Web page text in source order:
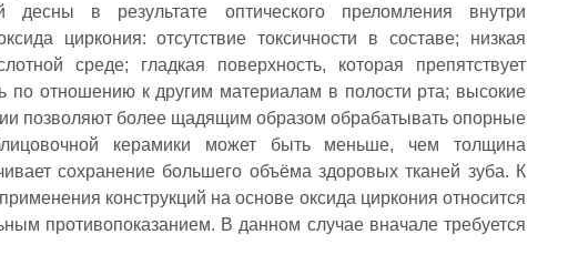
в результате оптического преломления внутри
циркония: отсутствие токсичности в составе; низкая
среде; гладкая поверхность, которая препятствует
по отношению к другим материалам в полости рта; высокие
позволяют более щадящим образом обрабатывать опорные
керамики может быть меньше, чем толщина
сохранение большего объёма здоровых тканей зуба. К
конструкций на основе оксида циркония относится
противопоказанием. В данном случае вначале требуется